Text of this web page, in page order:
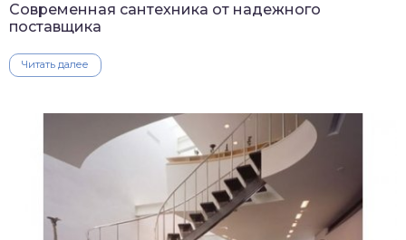
Современная сантехника от надежного
поставщика
Читать далее